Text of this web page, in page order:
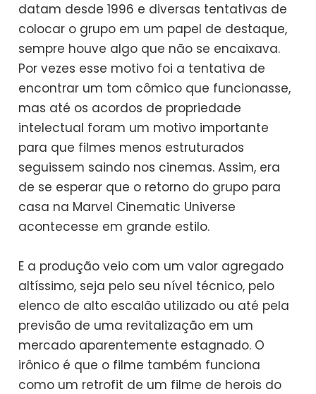
datam desde 1996 e diversas tentativas de
colocar o grupo em um papel de destaque,
sempre houve algo que não se encaixava.
Por vezes esse motivo foi a tentativa de
encontrar um tom cômico que funcionasse,
mas até os acordos de propriedade
intelectual foram um motivo importante
para que filmes menos estruturados
seguissem saindo nos cinemas. Assim, era
de se esperar que o retorno do grupo para
casa na Marvel Cinematic Universe
acontecesse em grande estilo.
E a produção veio com um valor agregado
altíssimo, seja pelo seu nível técnico, pelo
elenco de alto escalão utilizado ou até pela
previsão de uma revitalização em um
mercado aparentemente estagnado. O
irônico é que o filme também funciona
como um retrofit de um filme de herois do